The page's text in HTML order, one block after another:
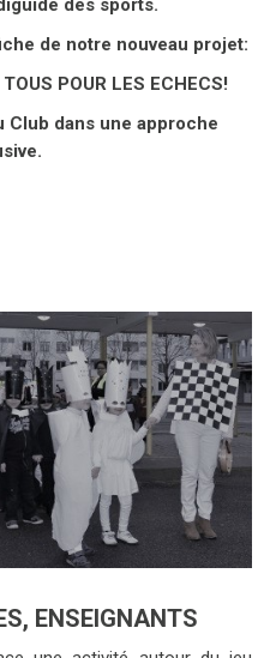
dans une approche
ENSEIGNANTS
une activité autour du jeu
(école, collège, lycée,
ou proposer directement